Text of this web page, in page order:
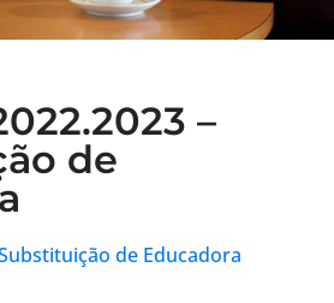
–
de
Substituição de Educadora